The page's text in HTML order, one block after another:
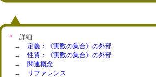
* 詳細
→ 定義：《実数の集合》の外部
→性質：《実数の集合》の外部
→ 関連概念
→
リファレンス